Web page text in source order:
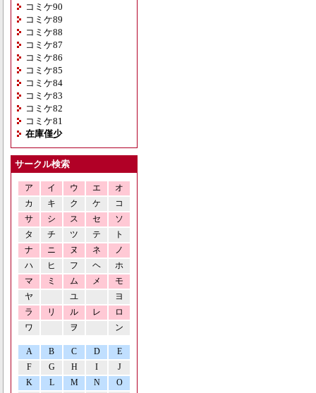
コミケ90
コミケ89
コミケ88
コミケ87
コミケ86
コミケ85
コミケ84
コミケ83
コミケ82
コミケ81
在庫僅少
サークル検索
ア イ ウ エ
オ
カ
キ ク ケ
コ
サ
シ ス セ
ソ
タ
チ ツ テ
ト
ナ
ニ ヌ ネ
ノ
ハ
ヒ フ ヘ
ホ
マ
ミ ム メ
モ
ヤ
ユ
ヨ
ラ
リ ル レ
ロ
ワ
ヲ ン
A B C D
E
F
G H I
J
K
L M N O